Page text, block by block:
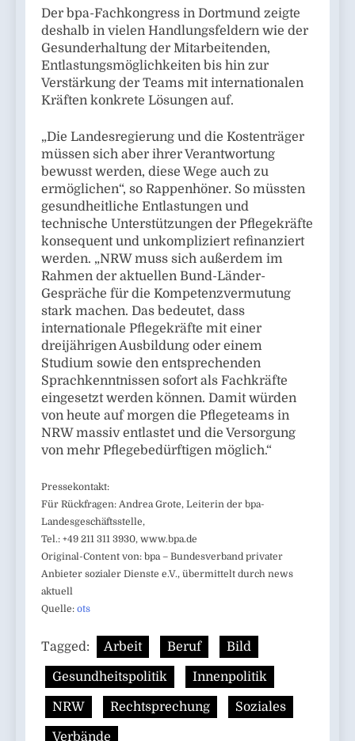
Der bpa-Fachkongress in Dortmund zeigte
deshalb in vielen Handlungsfeldern wie der
Gesunderhaltung der Mitarbeitenden,
Entlastungsmöglichkeiten bis hin zur
Verstärkung der Teams mit internationalen
Kräften konkrete Lösungen auf.
„Die Landesregierung und die Kostenträger
müssen sich aber ihrer Verantwortung
bewusst werden, diese Wege auch zu
ermöglichen“, so Rappenhöner. So müssten
gesundheitliche Entlastungen und
technische Unterstützungen der Pflegekräfte
konsequent und unkompliziert refinanziert
werden. „NRW muss sich außerdem im
Rahmen der aktuellen Bund-Länder-
Gespräche für die Kompetenzvermutung
stark machen. Das bedeutet, dass
internationale Pflegekräfte mit einer
dreijährigen Ausbildung oder einem
Studium sowie den entsprechenden
Sprachkenntnissen sofort als Fachkräfte
eingesetzt werden können. Damit würden
von heute auf morgen die Pflegeteams in
NRW massiv entlastet und die Versorgung
von mehr Pflegebedürftigen möglich.“
Pressekontakt:
Für Rückfragen: Andrea Grote, Leiterin der bpa-
Landesgeschäftsstelle,
Tel.: +49 211 311 3930, www.bpa.de
Original-Content von: bpa – Bundesverband privater
Anbieter sozialer Dienste e.V., übermittelt durch news
aktuell
Quelle: ots
Tagged: Arbeit Beruf Bild
Gesundheitspolitik Innenpolitik
NRW Rechtsprechung Soziales
Verbände